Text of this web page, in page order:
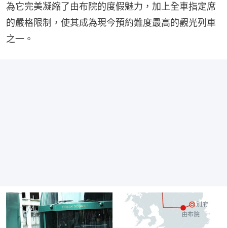
為它完美凝縮了由布院的度假魅力，加上全車指定席
的嚴格限制，使其成為現今預約難度最高的觀光列車
之一。